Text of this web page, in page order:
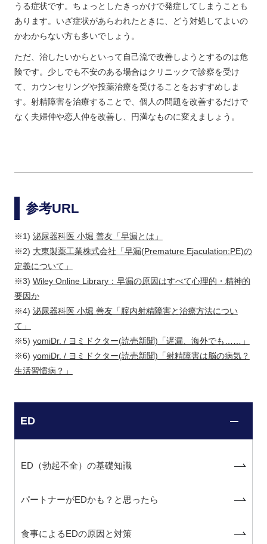
うる症状です。ちょっとしたきっかけで発症してしまうことも
あります。いざ症状があらわれたときに、どう対処してよいの
かわからない方も多いでしょう。
ただ、治したいからといって自己流で改善しようとするのは危
険です。少しでも不安のある場合はクリニックで診察を受け
て、カウンセリングや投薬治療を受けることをおすすめしま
す。射精障害を治療することで、個人の問題を改善するだけで
なく夫婦仲や恋人仲を改善し、円満なものに変えましょう。
参考URL
※1) 泌尿器科医 小堀 善友「早漏とは」
※2) 大東製薬工業株式会社「早漏(Premature Ejaculation:PE)の
定義について」
※3) Wiley Online Library：早漏の原因はすべて心理的・精神的
要因か
※4) 泌尿器科医 小堀 善友「腟内射精障害と治療方法につい
て」
※5) yomiDr. / ヨミドクター(読売新聞)「遅漏、海外でも……」
※6) yomiDr. / ヨミドクター(読売新聞)「射精障害は脳の病気？
生活習慣病？」
ED
ED（勃起不全）の基礎知識
パートナーがEDかも？と思ったら
食事によるEDの原因と対策